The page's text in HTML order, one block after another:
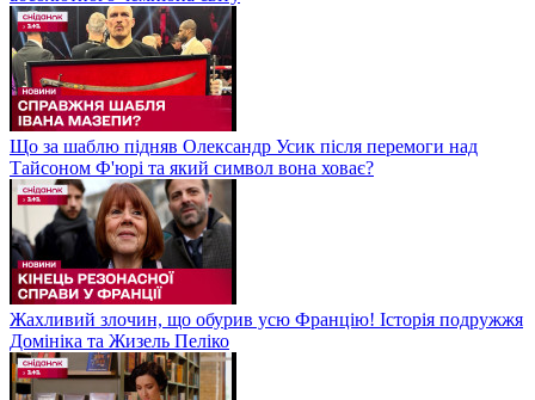
Що за шаблю підняв Олександр Усик після перемоги над
Тайсоном Ф'юрі та який символ вона ховає?
Жахливий злочин, що обурив усю Францію! Історія подружжя
Домініка та Жизель Пеліко